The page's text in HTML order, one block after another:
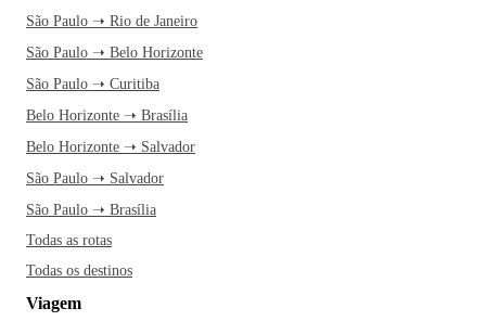
São Paulo ➝ Rio de Janeiro
São Paulo ➝ Belo Horizonte
São Paulo ➝ Curitiba
Belo Horizonte ➝ Brasília
Belo Horizonte ➝ Salvador
São Paulo ➝ Salvador
São Paulo ➝ Brasília
Todas as rotas
Todas os destinos
Viagem